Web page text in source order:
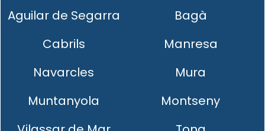
Aguilar de Segarra
Bagà
Cabrils
Manresa
Navarcles
Mura
Muntanyola
Montseny